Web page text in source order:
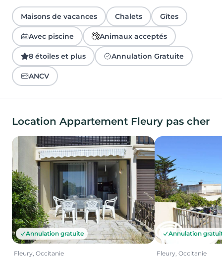
Maisons de vacances Chalets Gîtes
Avec piscine Animaux acceptés
8 étoiles et plus Annulation Gratuite
ANCV
Location Appartement Fleury pas cher
Annulation gratuite
Fleury, Occitanie
Annulation
Fleury, Occitanie